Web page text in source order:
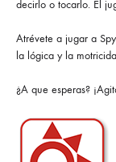
decirlo o tocarlo. El
Atrévete a jugar a
la lógica y la
¿A que esperas?